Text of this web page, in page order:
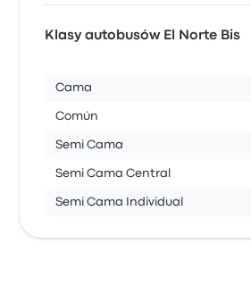
Klasy autobusów El Norte Bis
Cama
Común
Semi Cama
Semi Cama Central
Semi Cama Individual